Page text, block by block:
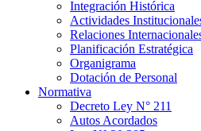
Integración Histórica
Actividades
Relaciones
Planificación Estratégica
Organigrama
Dotación de Personal
Normativa
Decreto Ley N° 211
Autos Acordados